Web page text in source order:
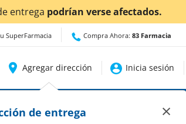
¡Ahora también en Aguascalientes!
SuperFarmacia Compra Ahora: 83 Farmacia
Agregar dirección
de entrega ×
Inicia sesión